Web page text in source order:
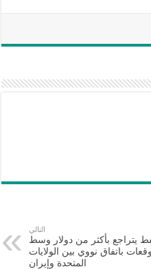
التالي
يتراجع بأكثر من دولار وسط
باتفاق نووي بين الولايات
المتحدة وإيران